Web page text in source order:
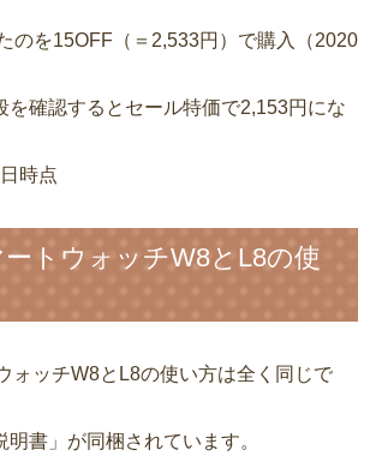
のを15OFF（＝2,533円）で購入（2020
を確認するとセール特価で2,153円にな
時点
トウォッチW8とL8の使
ォッチW8とL8の使い方は全く同じで
明書」が同梱されています。